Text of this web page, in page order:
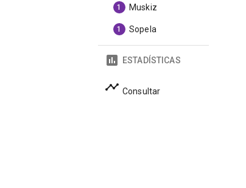
1 Muskiz
1 Sopela
ESTADÍSTICAS
Consultar